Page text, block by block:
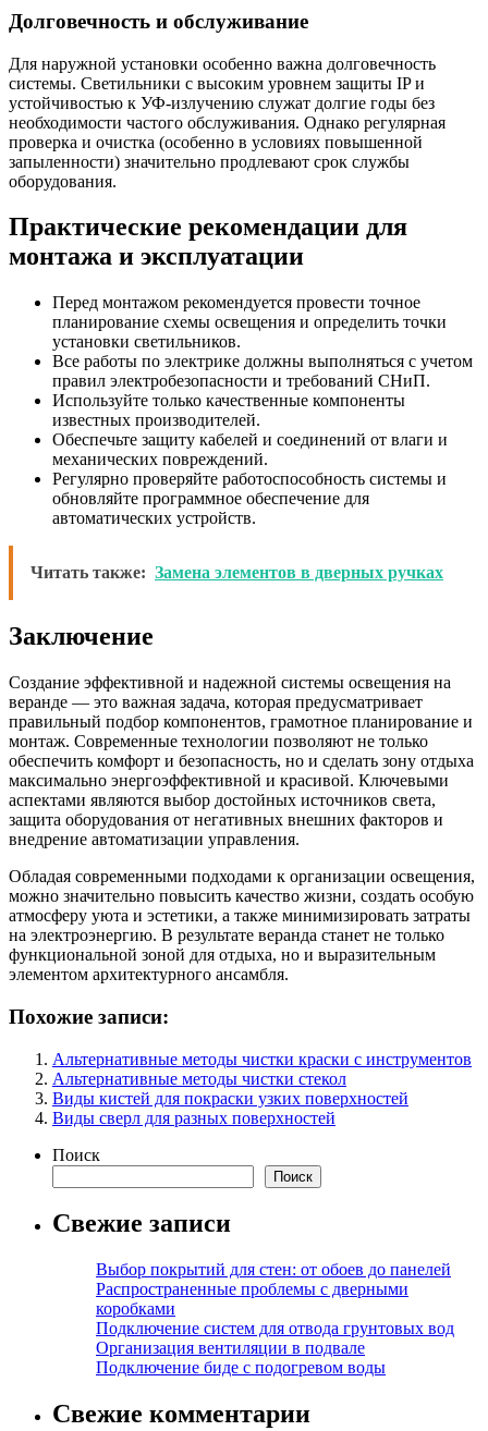
Долговечность и обслуживание
Для наружной установки особенно важна долговечность
системы. Светильники с высоким уровнем защиты IP и
устойчивостью к УФ-излучению служат долгие годы без
необходимости частого обслуживания. Однако регулярная
проверка и очистка (особенно в условиях повышенной
запыленности) значительно продлевают срок службы
оборудования.
Практические рекомендации для
монтажа и эксплуатации
Перед монтажом рекомендуется провести точное
планирование схемы освещения и определить точки
установки светильников.
Все работы по электрике должны выполняться с учетом
правил электробезопасности и требований СНиП.
Используйте только качественные компоненты
известных производителей.
Обеспечьте защиту кабелей и соединений от влаги и
механических повреждений.
Регулярно проверяйте работоспособность системы и
обновляйте программное обеспечение для
автоматических устройств.
Читать также: Замена элементов в дверных ручках
Заключение
Создание эффективной и надежной системы освещения на
веранде — это важная задача, которая предусматривает
правильный подбор компонентов, грамотное планирование и
монтаж. Современные технологии позволяют не только
обеспечить комфорт и безопасность, но и сделать зону отдыха
максимально энергоэффективной и красивой. Ключевыми
аспектами являются выбор достойных источников света,
защита оборудования от негативных внешних факторов и
внедрение автоматизации управления.
Обладая современными подходами к организации освещения,
можно значительно повысить качество жизни, создать особую
атмосферу уюта и эстетики, а также минимизировать затраты
на электроэнергию. В результате веранда станет не только
функциональной зоной для отдыха, но и выразительным
элементом архитектурного ансамбля.
Похожие записи:
Альтернативные методы чистки краски с инструментов
Альтернативные методы чистки стекол
Виды кистей для покраски узких поверхностей
Виды сверл для разных поверхностей
Поиск
Поиск
Свежие записи
Выбор покрытий для стен: от обоев до панелей
Распространенные проблемы с дверными
коробками
Подключение систем для отвода грунтовых вод
Организация вентиляции в подвале
Подключение биде с подогревом воды
Свежие комментарии